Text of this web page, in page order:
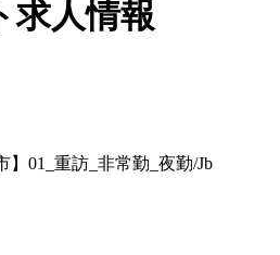
求人情報
01_重訪_非常勤_夜勤/Jb